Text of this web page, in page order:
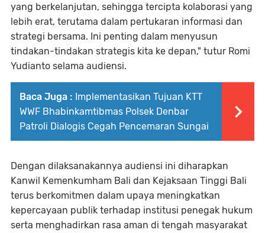
yang berkelanjutan, sehingga tercipta kolaborasi yang
lebih erat, terutama dalam pertukaran informasi dan
strategi bersama. Ini penting dalam menyusun
tindakan-tindakan strategis kita ke depan," tutur Romi
Yudianto selama audiensi.
Baca Juga : Implementasikan Tujuan KTT
WWF Bhabinkamtibmas Polsek Denbar
Patroli Dialogis Cegah Pencemaran Sungai
Dengan dilaksanakannya audiensi ini diharapkan
Kanwil Kemenkumham Bali dan Kejaksaan Tinggi Bali
terus berkomitmen dalam upaya meningkatkan
kepercayaan publik terhadap institusi penegak hukum
serta menghadirkan rasa aman di tengah masyarakat